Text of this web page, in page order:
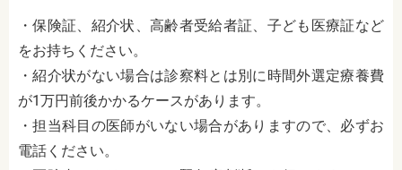
・保険証、紹介状、高齢者受給者証、子ども医療証など
をお持ちください。
・紹介状がない場合は診察料とは別に時間外選定療養費
が1万円前後かかるケースがあります。
・担当科目の医師がいない場合がありますので、必ずお
電話ください。